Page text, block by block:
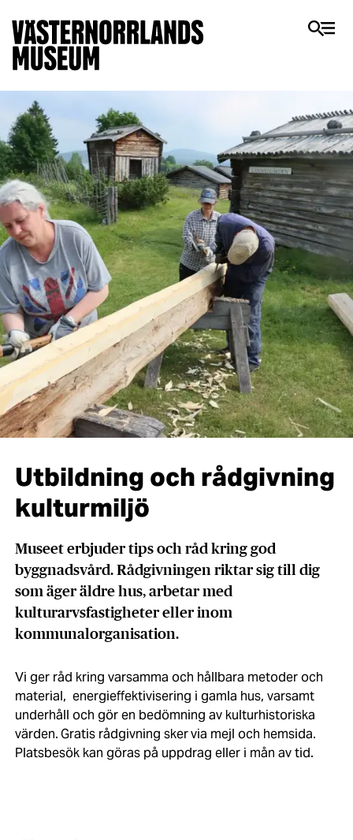
Utbildning och rådgivning
kulturmiljö
Museet erbjuder tips och råd kring god
byggnadsvård. Rådgivningen riktar sig till dig
som äger äldre hus, arbetar med
kulturarvsfastigheter eller inom
kommunalorganisation.
Vi ger råd kring varsamma och hållbara metoder och
material, energieffektivisering i gamla hus, varsamt
underhåll och gör en bedömning av kulturhistoriska
värden. Gratis rådgivning sker via mejl och hemsida.
Platsbesök kan göras på uppdrag eller i mån av tid.